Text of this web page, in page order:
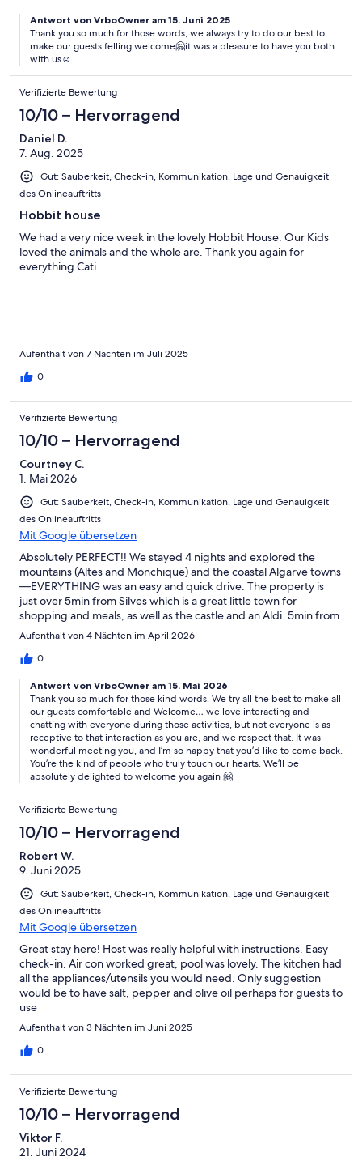
Antwort von VrboOwner am 15. Juni 2025
Thank you so much for those words, we always try to do our best to
make our guests felling welcome🤗it was a pleasure to have you both
with us☺️
Verifizierte Bewertung
10/10 – Hervorragend
Daniel D.
7. Aug. 2025
Gut: Sauberkeit, Check-in, Kommunikation, Lage und Genauigkeit
des Onlineauftritts
Hobbit house
We had a very nice week in the lovely Hobbit House. Our Kids
loved the animals and the whole are. Thank you again for
everything Cati
Aufenthalt von 7 Nächten im Juli 2025
0
Verifizierte Bewertung
10/10 – Hervorragend
Courtney C.
1. Mai 2026
Gut: Sauberkeit, Check-in, Kommunikation, Lage und Genauigkeit
des Onlineauftritts
Mit Google übersetzen
Absolutely PERFECT!! We stayed 4 nights and explored the
mountains (Altes and Monchique) and the coastal Algarve towns
—EVERYTHING was an easy and quick drive. The property is
just over 5min from Silves which is a great little town for
shopping and meals, as well as the castle and an Aldi. 5min from
town but SO tranquil. Doves cooong in the evening and all kinds
of birds singing in the afternoon. I especially loved petting the
goats and feeding the chickens and ducks. The hosts are SO
fresh eggs to cook for breakfast and enough oranges to make 2
glasses of the most delicious orange juice I’ve ever tasted!
Orange trees everywhere. The hobbit house was quite
comfortable and very very clean. We enjoyed a nap out on the
deck by the pool in the afternoons (waiting for the restaurants
to open around 7). I want to go back!!!
Aufenthalt von 4 Nächten im April 2026
0
Antwort von VrboOwner am 15. Mai 2026
Thank you so much for those kind words. We try all the best to make all
our guests comfortable and Welcome… we love interacting and
chatting with everyone during those activities, but not everyone is as
receptive to that interaction as you are, and we respect that. It was
wonderful meeting you, and I’m so happy that you’d like to come back.
You’re the kind of people who truly touch our hearts. We’ll be
absolutely delighted to welcome you again 🤗
Verifizierte Bewertung
10/10 – Hervorragend
Robert W.
9. Juni 2025
Gut: Sauberkeit, Check-in, Kommunikation, Lage und Genauigkeit
des Onlineauftritts
Mit Google übersetzen
Great stay here! Host was really helpful with instructions. Easy
check-in. Air con worked great, pool was lovely. The kitchen had
all the appliances/utensils you would need. Only suggestion
would be to have salt, pepper and olive oil perhaps for guests to
use
Aufenthalt von 3 Nächten im Juni 2025
0
Verifizierte Bewertung
10/10 – Hervorragend
Viktor F.
21. Juni 2024